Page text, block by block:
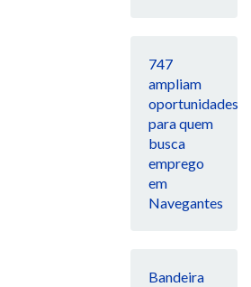
747
ampliam
oportunidades
para quem
busca
emprego
em
Navegantes
Bandeira